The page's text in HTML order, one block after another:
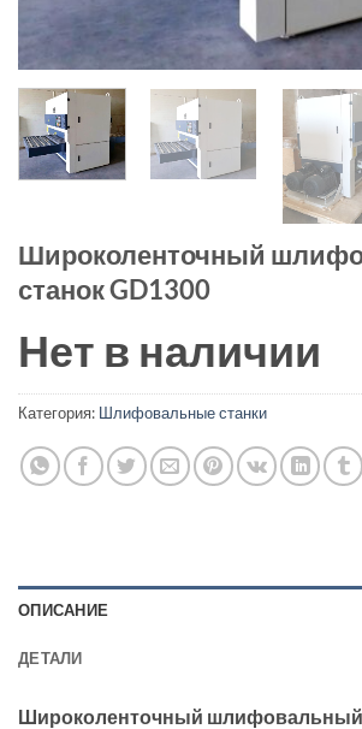
Широколенточный
станок GD1300
Нет в наличии
Категория: Шлифовальные станки
ОПИСАНИЕ
ДЕТАЛИ
Широколенточный шлифовальный